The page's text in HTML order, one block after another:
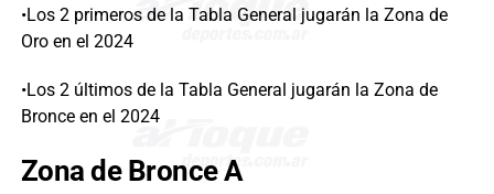
•Los 2 primeros de la Tabla General jugarán la Zona de
Oro en el 2024
•Los 2 últimos de la Tabla General jugarán la Zona de
Bronce en el 2024
Zona de Bronce A